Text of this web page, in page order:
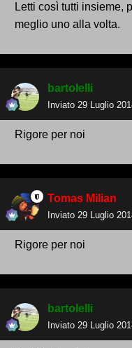
Letti così tutti insieme,
meglio uno alla volta.
bartolelli
Inviato 29 Luglio
Rigore per noi
Tomas Milian
Inviato 29 Luglio
Rigore per noi
bartolelli
Inviato 29 Luglio